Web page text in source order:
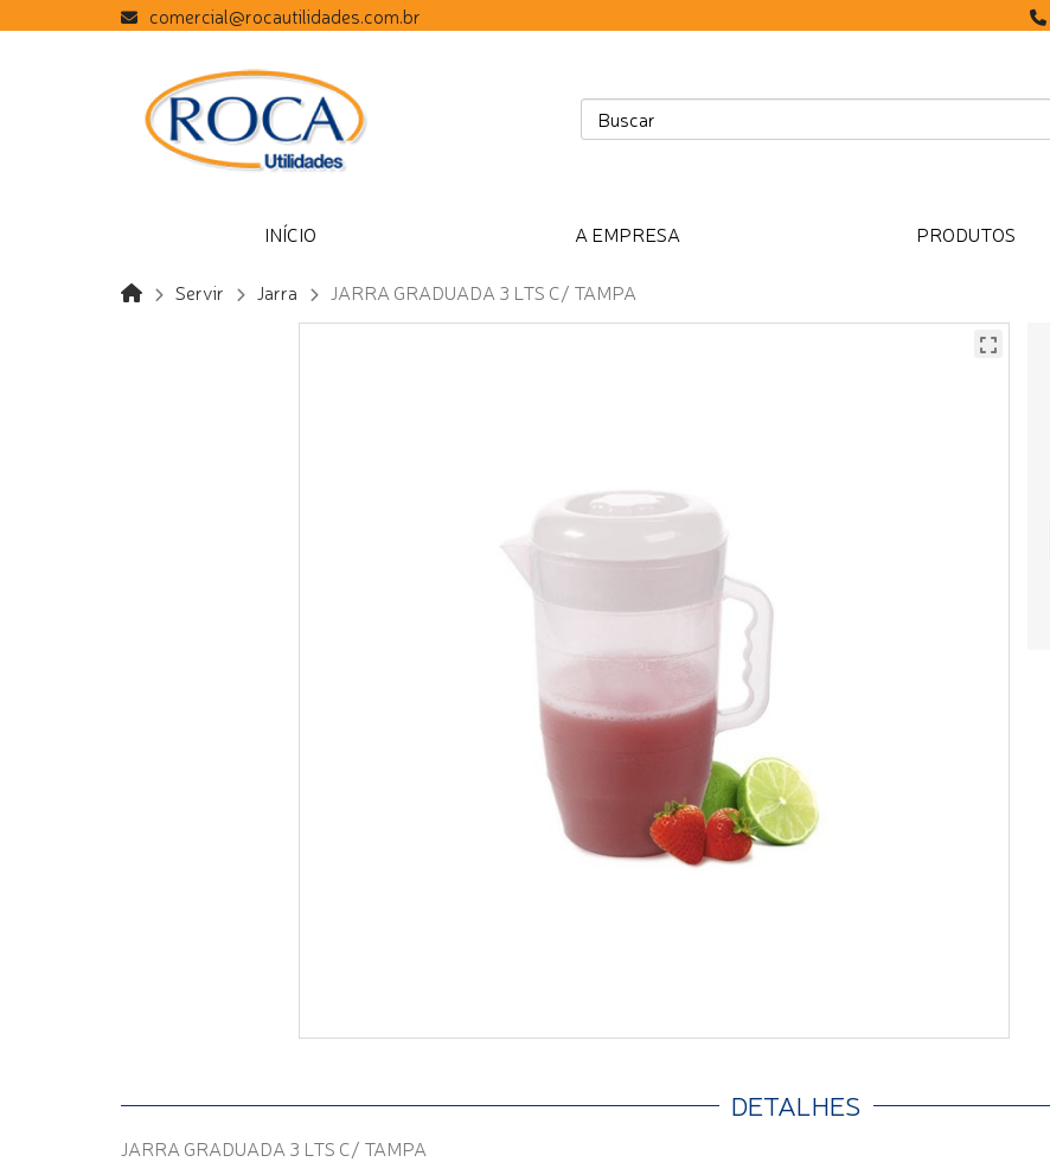
comercial@rocautilidades.com.br
INÍCIO A EMPRESA PRODUTOS
Servir Jarra JARRA GRADUADA 3 LTS C/ TAMPA
DETALHES
JARRA GRADUADA 3 LTS C/ TAMPA